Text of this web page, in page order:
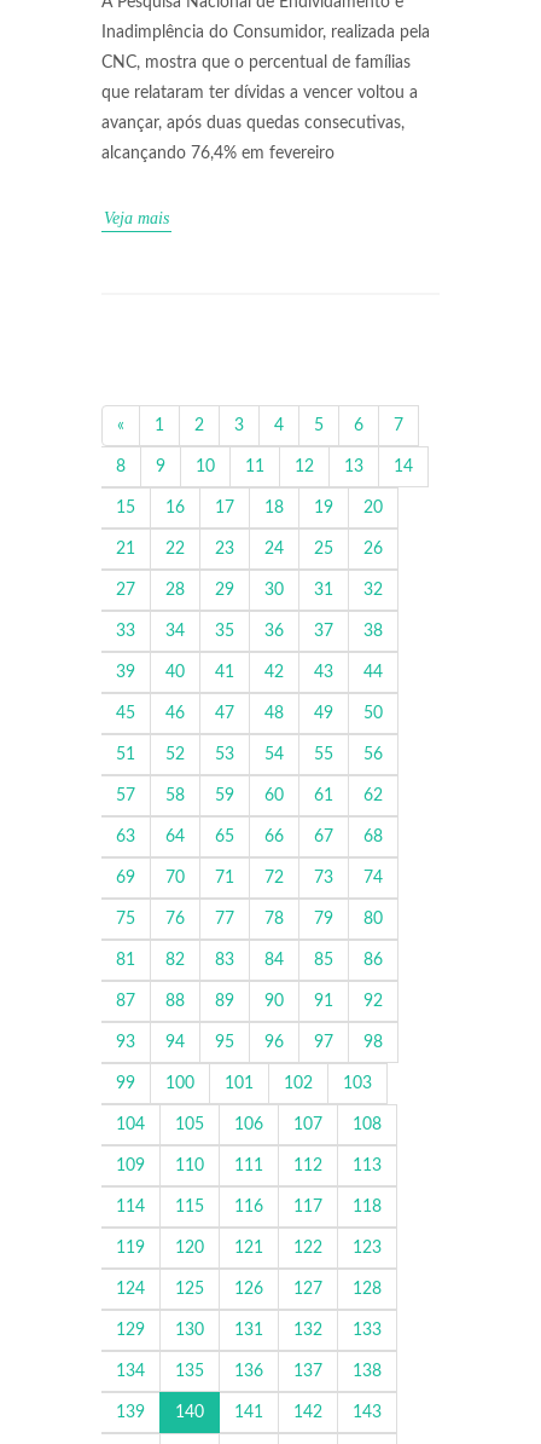
Inadimplência do Consumidor, realizada pela
CNC, mostra que o percentual de famílias
que relataram ter dívidas a vencer voltou a
avançar, após duas quedas consecutivas,
alcançando 76,4% em fevereiro
Veja mais
« 1 2 3 4 5 6 7
8 9 10 11 12 13 14
15 16 17 18 19 20
21 22 23 24 25 26
27 28 29 30 31 32
33 34 35 36 37 38
39 40 41 42 43 44
45 46 47 48 49 50
51 52 53 54 55 56
57 58 59 60 61 62
63 64 65 66 67 68
69 70 71 72 73 74
75 76 77 78 79 80
81 82 83 84 85 86
87 88 89 90 91 92
93 94 95 96 97 98
99 100 101 102 103
104 105 106 107 108
109 110 111 112 113
114 115 116 117 118
119 120 121 122 123
124 125 126 127 128
129 130 131 132 133
134 135 136 137 138
139 140 141 142 143